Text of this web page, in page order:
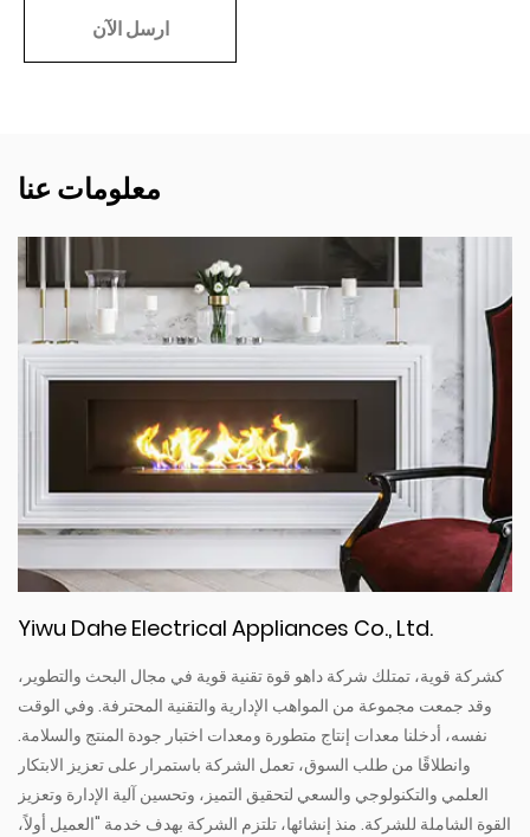
معلومات عنا
Yiwu Dahe Electrical Appliances Co., Ltd.
كشركة قوية، تمتلك شركة داهو قوة تقنية قوية في مجال البحث والتطوير،
وقد جمعت مجموعة من المواهب الإدارية والتقنية المحترفة. وفي الوقت
نفسه، أدخلنا معدات إنتاج متطورة ومعدات اختبار جودة المنتج والسلامة.
وانطلاقًا من طلب السوق، تعمل الشركة باستمرار على تعزيز الابتكار
العلمي والتكنولوجي والسعي لتحقيق التميز، وتحسين آلية الإدارة وتعزيز
القوة الشاملة للشركة. منذ إنشائها، تلتزم الشركة بهدف خدمة "العميل أولاً،